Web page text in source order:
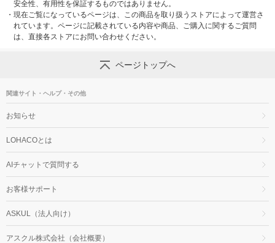
安全性、有用性を保証するものではありません。
・ 現在ご覧になっているページは、この商品を取り扱うストアによって運営さ
れています。ページに記載されている内容や商品、ご購入に関するご質問
は、直接各ストアにお問い合わせください。
ページトップへ
関連サイト・ヘルプ・その他
お知らせ
LOHACOとは
AIチャットで質問する
お客様サポート
ASKUL（法人向け）
アスクル株式会社（会社概要）